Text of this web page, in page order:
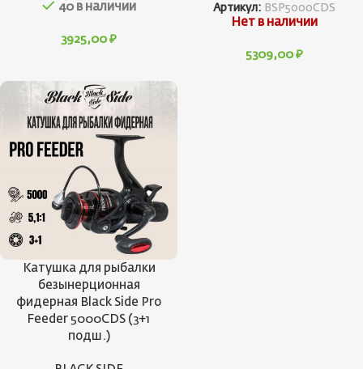
40 в наличии
3925,00 ₽
Артикул: BSP5000CDS
Нет в наличии
5309,00 ₽
Катушка для рыбалки
безынерционная
фидерная Black Side Pro
Feeder 5000CDS (3+1
подш.)